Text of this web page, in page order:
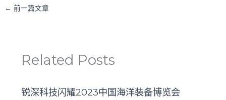
← 前一篇文章
Related Posts
锐深科技闪耀2023中国海洋装备博览会